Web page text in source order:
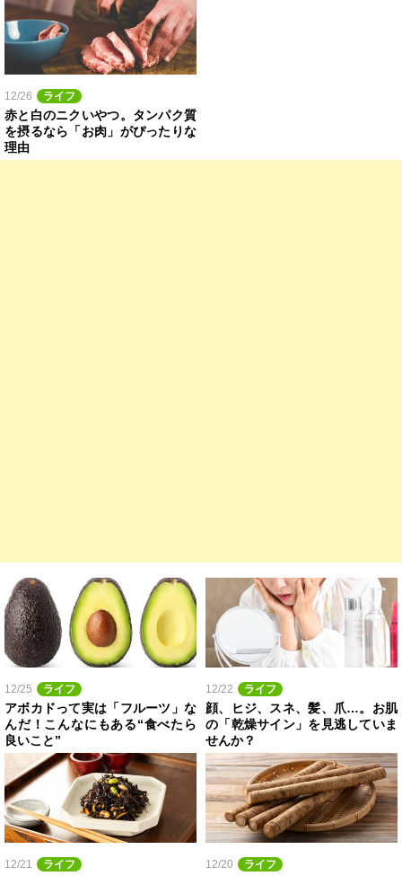
12/26 ライフ
赤と白のニクいやつ。タンパク質
を摂るなら「お肉」がぴったりな
理由
12/25 ライフ
アボカドって実は「フルーツ」な
んだ！こんなにもある“食べたら
良いこと”
12/22 ライフ
顔、ヒジ、スネ、髪、爪…。お肌
の「乾燥サイン」を見逃していま
せんか？
12/21 ライフ 12/20 ライフ